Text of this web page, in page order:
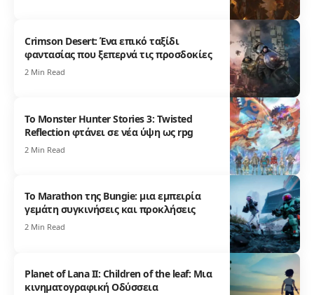
Crimson Desert: Ένα επικό ταξίδι
φαντασίας που ξεπερνά τις προσδοκίες
2 Min Read
Το Monster Hunter Stories 3: Twisted
Reflection φτάνει σε νέα ύψη ως rpg
2 Min Read
Το Marathon της Bungie: μια εμπειρία
γεμάτη συγκινήσεις και προκλήσεις
2 Min Read
Planet of Lana II: Children of the leaf: Μια
κινηματογραφική Οδύσσεια